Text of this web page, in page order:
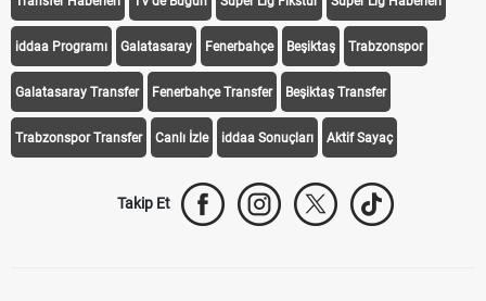
iddaa Programı Galatasaray Fenerbahçe Beşiktaş Trabzonspor
Galatasaray Transfer Fenerbahçe Transfer Beşiktaş Transfer
Trabzonspor Transfer Canlı İzle iddaa Sonuçları Aktif Sayaç
Takip Et